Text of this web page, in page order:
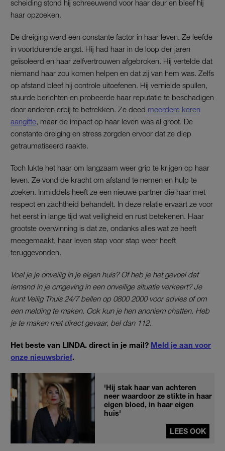
scheiding stond hij schreeuwend voor haar deur en bleef hij
haar opzoeken.
De dreiging werd een constante factor in haar leven. Ze leefde
in voortdurende angst. Hij had haar in de loop der jaren
geïsoleerd en haar zelfvertrouwen afgebroken. Hij vertelde dat
niemand haar zou komen helpen en dat zij van hem was. Zelfs
op afstand bleef hij controle uitoefenen. Hij vernielde spullen,
stuurde berichten en probeerde haar reputatie te beschadigen
door anderen erbij te betrekken. Ze deed meerdere keren
aangifte, maar de impact op haar leven was al groot. De
constante dreiging en stress zorgden ervoor dat ze diep
getraumatiseerd raakte.
Toch lukte het haar om langzaam weer grip te krijgen op haar
leven. Ze vond de kracht om afstand te nemen en hulp te
zoeken. Inmiddels heeft ze een nieuwe partner die haar met
respect en zachtheid behandelt. In deze relatie ervaart ze voor
het eerst in lange tijd wat veiligheid en rust betekenen. Haar
grootste overwinning is dat ze, ondanks alles wat ze heeft
meegemaakt, haar leven stap voor stap weer heeft
teruggevonden.
Voel je je onveilig in je eigen huis? Of heb je het gevoel dat
iemand in je omgeving in een onveilige situatie verkeert? Je
kunt Veilig Thuis 24/7 bellen op 0800 2000 voor advies of om
een melding te maken. Ook kun je hen anoniem chatten. Heb
je te maken met direct gevaar, bel dan 112.
Het beste van LINDA. direct in je mail? Meld je aan voor
onze nieuwsbrief.
'Hij stak haar van achteren
neer waardoor ze stikte in haar
eigen bloed, in haar eigen
huis'
LEES OOK